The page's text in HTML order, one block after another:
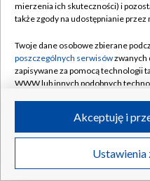
Naziemna Telewizja
Rada Programowa
System NOS
Informacje o nadawcy
Program dla prasy
Ogłoszenie przetargowe
©2026 Telewizja
mierzenia ich skuteczności) i
także zgody na udostępnianie przez
Twoje dane osobowe zbierane
poszczególnych serwisówzwanych
zapisywane za pomocą technologii
WWW lub innych podobnych
ruchu w Internecie.
Twoje dane osobowe zbierane
poszczególnych serwisówna
Ustawienia
Akceptuję i